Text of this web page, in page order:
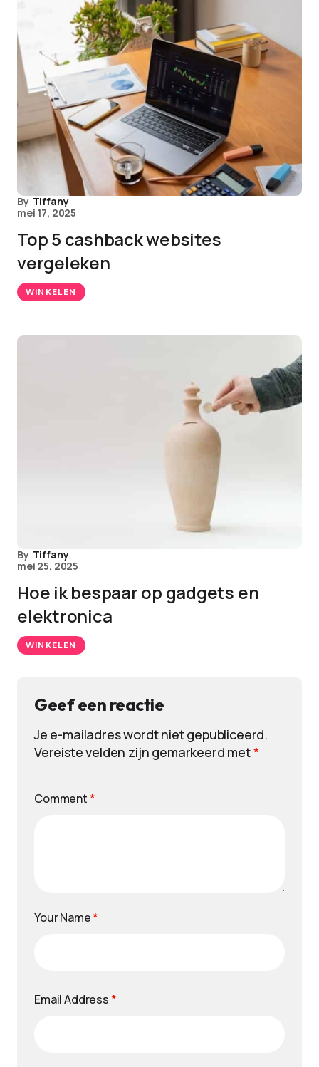
By Tiffany
mei 17, 2025
Top 5 cashback websites
vergeleken
WINKELEN
By Tiffany
mei 25, 2025
Hoe ik bespaar op gadgets en
elektronica
WINKELEN
Geef een reactie
Je e-mailadres wordt niet gepubliceerd.
Vereiste velden zijn gemarkeerd met*
Comment *
Your Name*
Email Address *